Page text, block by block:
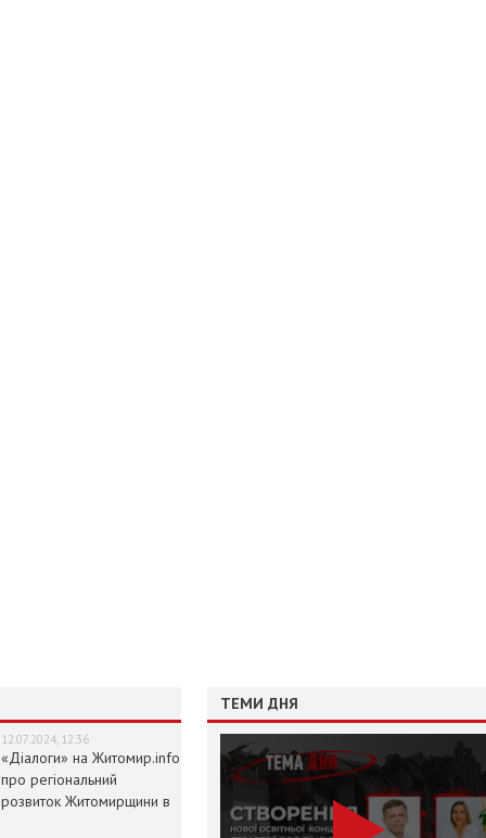
12.07.2024, 12:36
«Діалоги» на Житомир.info
про регіональний
розвиток Житомирщини в
ТЕМИ ДНЯ